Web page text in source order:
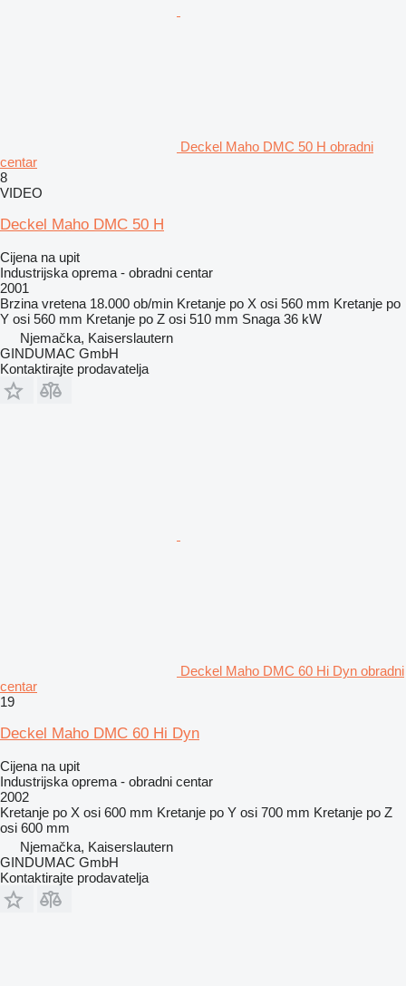
Deckel Maho DMC 50 H obradni
centar
8
VIDEO
Deckel Maho DMC 50 H
Cijena na upit
Industrijska oprema - obradni centar
2001
Brzina vretena 18.000 ob/min Kretanje po X osi 560 mm Kretanje po
Y osi 560 mm Kretanje po Z osi 510 mm Snaga 36 kW
Njemačka, Kaiserslautern
GINDUMAC GmbH
Kontaktirajte prodavatelja
Deckel Maho DMC 60 Hi Dyn obradni
centar
19
Deckel Maho DMC 60 Hi Dyn
Cijena na upit
Industrijska oprema - obradni centar
2002
Kretanje po X osi 600 mm Kretanje po Y osi 700 mm Kretanje po Z
osi 600 mm
Njemačka, Kaiserslautern
GINDUMAC GmbH
Kontaktirajte prodavatelja